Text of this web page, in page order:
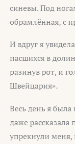
синевы. Под
обрамлённая, с
И вдруг я
пасшихся в
разинув рот, и
Швейцария».
Весь день я была
даже
упрекнули меня,